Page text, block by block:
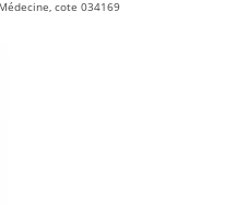
cote 034169